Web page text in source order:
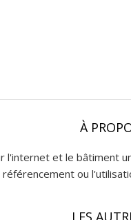
À
et le bâtiment
ou
LES